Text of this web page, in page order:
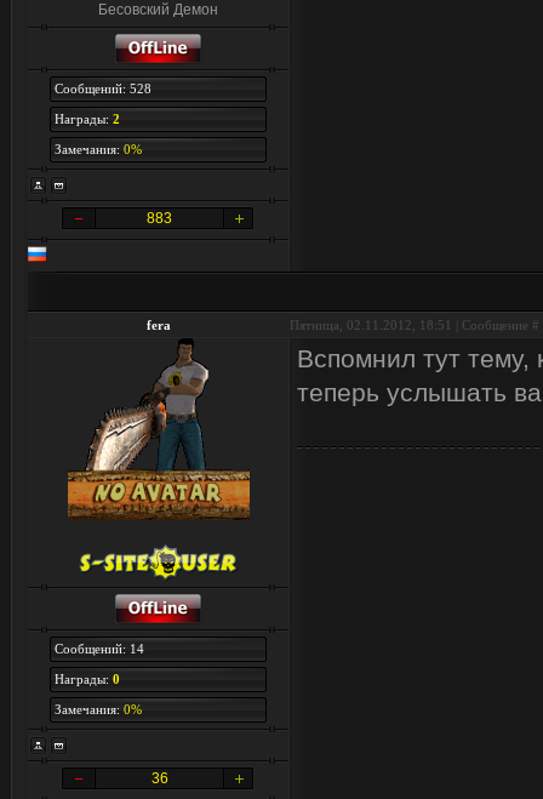
Бесовский Демон
Сообщений: 528
Награды: 2
Замечания: 0%
883
fera Пятница, 02.11.2012, 18:51 | Сообщение #
Сообщений: 14
Награды: 0
Замечания: 0%
36
Вспомнил тут тему,
теперь услышать